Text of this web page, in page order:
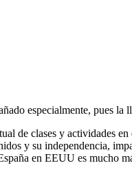
2022
almacenes del Servicio de
CAPEA EN AGUAS DE
TRÁNSITO MARÍN-
especialmente, pues la
de clases y actividades
y su independencia,
en EEUU es mucho